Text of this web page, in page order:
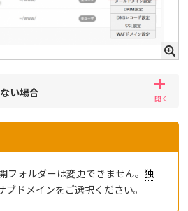
い場合
フォルダーは変更できません。独
ブドメインをご選択ください。